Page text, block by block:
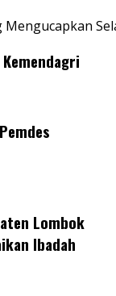
Lombok
Ibadah